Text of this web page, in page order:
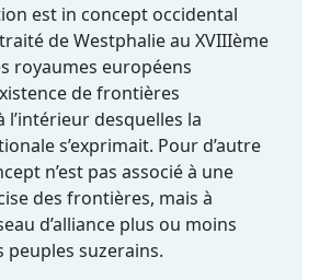
est in concept occidental
de Westphalie au XVIIIème
royaumes européens
de frontières
l’intérieur desquelles la
s’exprimait. Pour d’autre
n’est pas associé à une
des frontières, mais à
d’alliance plus ou moins
peuples suzerains.